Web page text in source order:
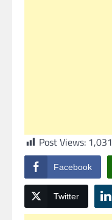
Post Views: 1,031
Facebook
Twitter